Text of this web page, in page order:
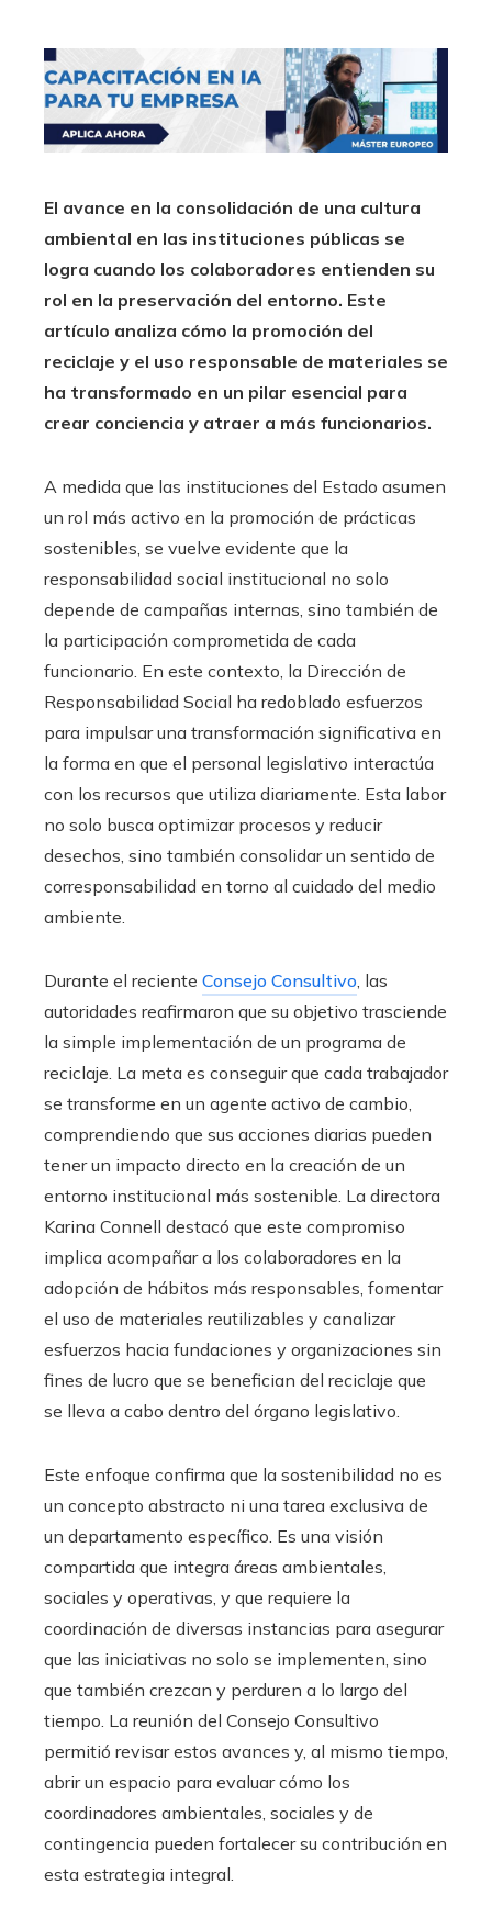
El avance en la consolidación de una cultura
ambiental en las instituciones públicas se
logra cuando los colaboradores entienden su
rol en la preservación del entorno. Este
artículo analiza cómo la promoción del
reciclaje y el uso responsable de materiales se
ha transformado en un pilar esencial para
crear conciencia y atraer a más funcionarios.
A medida que las instituciones del Estado asumen
un rol más activo en la promoción de prácticas
sostenibles, se vuelve evidente que la
responsabilidad social institucional no solo
depende de campañas internas, sino también de
la participación comprometida de cada
funcionario. En este contexto, la Dirección de
Responsabilidad Social ha redoblado esfuerzos
para impulsar una transformación significativa en
la forma en que el personal legislativo interactúa
con los recursos que utiliza diariamente. Esta labor
no solo busca optimizar procesos y reducir
desechos, sino también consolidar un sentido de
corresponsabilidad en torno al cuidado del medio
ambiente.
Durante el reciente Consejo Consultivo , las
autoridades reafirmaron que su objetivo trasciende
la simple implementación de un programa de
reciclaje. La meta es conseguir que cada trabajador
se transforme en un agente activo de cambio,
comprendiendo que sus acciones diarias pueden
tener un impacto directo en la creación de un
entorno institucional más sostenible. La directora
Karina Connell destacó que este compromiso
implica acompañar a los colaboradores en la
adopción de hábitos más responsables, fomentar
el uso de materiales reutilizables y canalizar
esfuerzos hacia fundaciones y organizaciones sin
fines de lucro que se benefician del reciclaje que
se lleva a cabo dentro del órgano legislativo.
Este enfoque confirma que la sostenibilidad no es
un concepto abstracto ni una tarea exclusiva de
un departamento específico. Es una visión
compartida que integra áreas ambientales,
sociales y operativas, y que requiere la
coordinación de diversas instancias para asegurar
que las iniciativas no solo se implementen, sino
que también crezcan y perduren a lo largo del
tiempo. La reunión del Consejo Consultivo
permitió revisar estos avances y, al mismo tiempo,
abrir un espacio para evaluar cómo los
coordinadores ambientales, sociales y de
contingencia pueden fortalecer su contribución en
esta estrategia integral.